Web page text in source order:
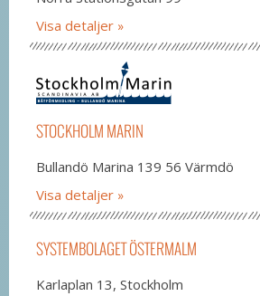
Visa detaljer
STOCKHOLM MARIN
Bullandö Marina 139 56 Värmdö
Visa detaljer
SYSTEMBOLAGET ÖSTERMALM
Karlaplan 13, Stockholm